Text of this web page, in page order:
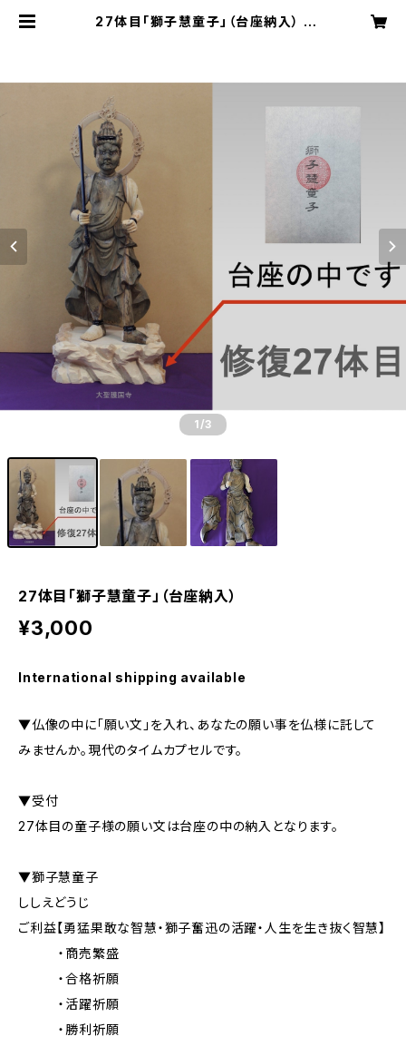
27体目「獅子慧童子」（台座納入） |
1 /3
27体目「獅子慧童子」（台座納入）
¥3,000
International shipping available
▼仏像の中に「願い文」を入れ、あなたの願い事を仏様に託して
みませんか。現代のタイムカプセルです。
▼受付
27体目の童子様の願い文は台座の中の納入となります。
▼獅子慧童子
ししえどうじ
ご利益【勇猛果敢な智慧・獅子奮迅の活躍・人生を生き抜く智慧】
・商売繁盛
・合格祈願
・活躍祈願
・勝利祈願